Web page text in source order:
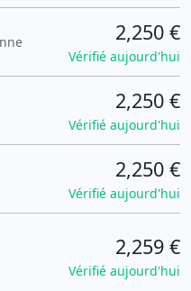
2,250 €
Vérifié aujourd'hui
2,250 €
Vérifié aujourd'hui
2,250 €
Vérifié aujourd'hui
2,259 €
Vérifié aujourd'hui